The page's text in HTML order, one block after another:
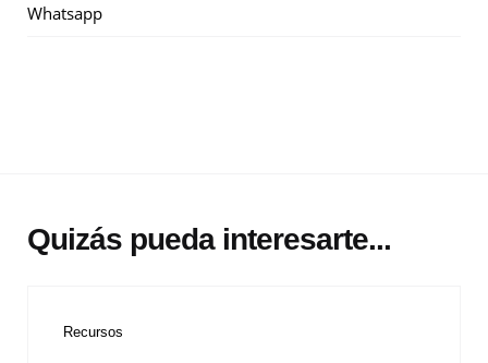
Whatsapp
Quizás pueda interesarte...
Recursos